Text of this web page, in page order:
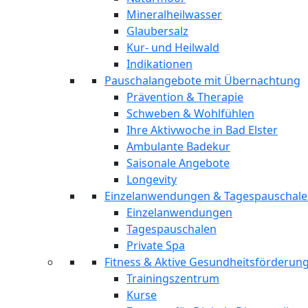
Mineralheilwasser
Glaubersalz
Kur- und Heilwald
Indikationen
Pauschalangebote mit Übernachtung
Prävention & Therapie
Schweben & Wohlfühlen
Ihre Aktivwoche in Bad Elster
Ambulante Badekur
Saisonale Angebote
Longevity
Einzelanwendungen &
Einzelanwendungen
Tagespauschalen
Private Spa
Fitness & Aktive
Trainingszentrum
Kurse